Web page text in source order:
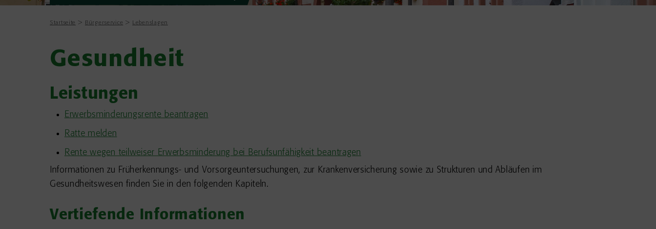
Startseite Bürgerservice Lebenslagen
Gesundheit
Leistungen
Erwerbsminderungsrente beantragen
Ratte melden
Rente wegen teilweiser Erwerbsminderung bei Berufsunfähigkeit beantragen
Informationen zu Früherkennungs- und Vorsorgeuntersuchungen, zur Krankenversicherung sowie zu Strukturen und Abläufen im
Gesundheitswesen finden Sie in den folgenden Kapiteln.
Vertiefende Informationen